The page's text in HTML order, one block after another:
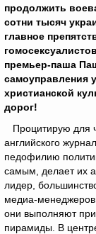
продолжить
сотни тысяч
главное
премьер-паша
самоуправления
христианской
дорог!
Процитирую для
английского
педофилию
самым, делает их
лидер,
медиа-менеджеров
они выполняют
пирамиды. В